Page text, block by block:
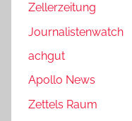
Zellerzeitung
Journalistenwatch
achgut
Apollo News
Zettels Raum